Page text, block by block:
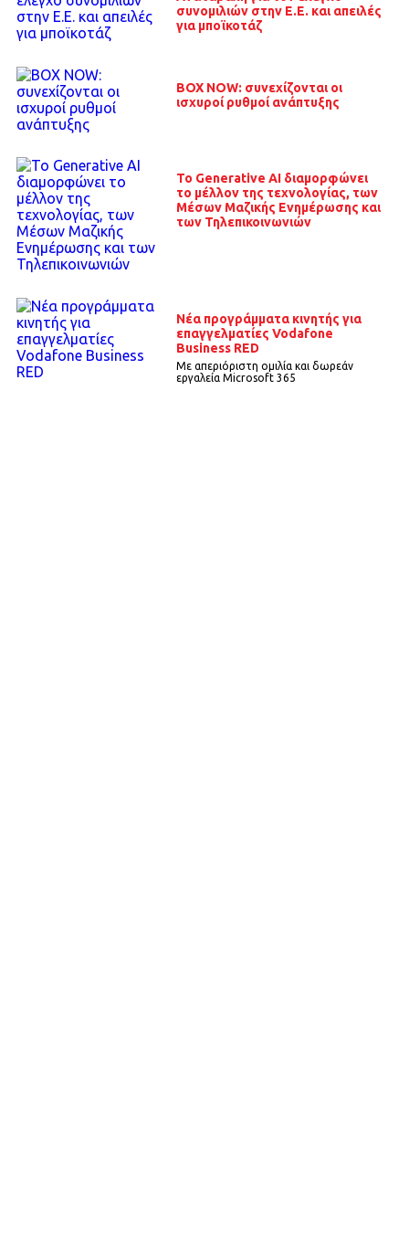
συνομιλιών στην Ε.Ε. και απειλές
για μποϊκοτάζ
BOX NOW: συνεχίζονται οι
ισχυροί ρυθμοί ανάπτυξης
To Generative AI διαμορφώνει
το μέλλον της τεχνολογίας, των
Μέσων Μαζικής Ενημέρωσης και
των Τηλεπικοινωνιών
Νέα προγράμματα κινητής για
επαγγελματίες Vodafone
Business RED
Mε απεριόριστη ομιλία και δωρεάν
εργαλεία Microsoft 365